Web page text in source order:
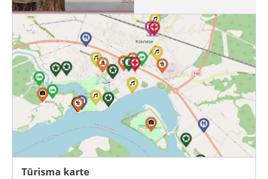
Tūrisma karte